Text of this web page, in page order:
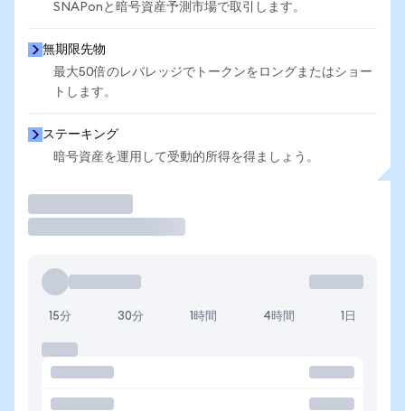
SNAPonと暗号資産予測市場で取引します。
無期限先物
最大50倍のレバレッジでトークンをロングまたはショー
トします。
ステーキング
暗号資産を運用して受動的所得を得ましょう。
15分 30分 1時間 4時間 1日